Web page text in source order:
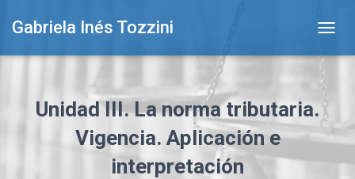
Gabriela Inés Tozzini
O
E
Unidad III. La norma tributaria.
Vigencia. Aplicación e
interpretación